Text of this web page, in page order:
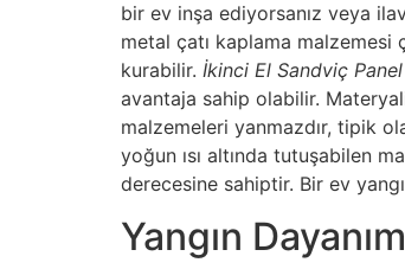
bir ev inşa ediyorsanız veya
metal çatı kaplama malzemesi
kurabilir. İkinci El Sandviç
avantaja sahip olabilir.
malzemeleri yanmazdır, tipik
yoğun ısı altında tutuşabilen
derecesine sahiptir. Bir ev
Yangın